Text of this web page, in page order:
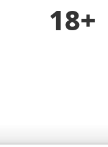
18+